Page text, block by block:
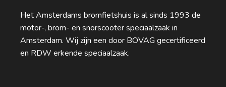
Het Amsterdams bromfietshuis is al sinds 1993 de
motor-, brom- en snorscooter speciaalzaak in
Amsterdam. Wij zijn een door BOVAG gecertificeerd
en RDW erkende speciaalzaak.